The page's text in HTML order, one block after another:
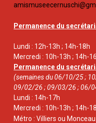
Permanence du
Lundi : 12h-13h ; 14h-18h
Mercredi : 10h-13h ; 14h-
Permanence du
(semaines du 06/10/25 ;
09/02/26 ; 09/03/26 ; 06/
Lundi : 14h-17h
Mercredi : 10h-13h ; 14h-
Métro : Villiers ou Monceau